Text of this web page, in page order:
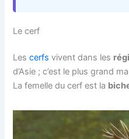
Le cerf
Lescerfs vivent dans les
d’Asie ; c’est le plus grand
La femelle du cerf est la